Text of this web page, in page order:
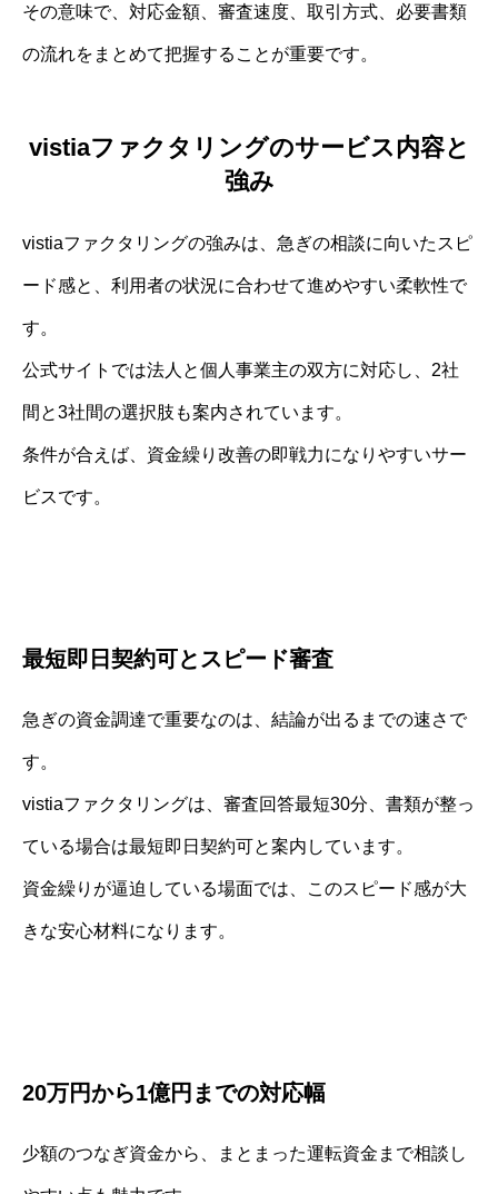
その意味で、対応金額、審査速度、取引方式、必要書類
の流れをまとめて把握することが重要です。
vistiaファクタリングのサービス内容と
強み
vistiaファクタリングの強みは、急ぎの相談に向いたスピ
ード感と、利用者の状況に合わせて進めやすい柔軟性で
す。
公式サイトでは法人と個人事業主の双方に対応し、2社
間と3社間の選択肢も案内されています。
条件が合えば、資金繰り改善の即戦力になりやすいサー
ビスです。
最短即日契約可とスピード審査
急ぎの資金調達で重要なのは、結論が出るまでの速さで
す。
vistiaファクタリングは、審査回答最短30分、書類が整っ
ている場合は最短即日契約可と案内しています。
資金繰りが逼迫している場面では、このスピード感が大
きな安心材料になります。
20万円から1億円までの対応幅
少額のつなぎ資金から、まとまった運転資金まで相談し